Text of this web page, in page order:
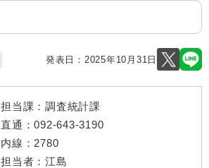
発表日： 2025年10月31日
担当課： 調査統計課
直通：092-643-3190
内線： 2780
担当者： 江島